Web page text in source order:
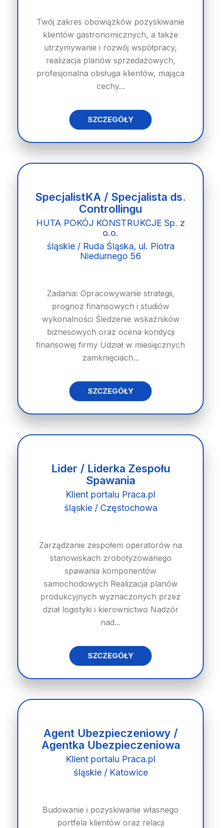
Twój zakres obowiązków pozyskiwanie
klientów gastronomicznych, a także
utrzymywanie i rozwój współpracy,
realizacja planów sprzedażowych,
profesjonalna obsługa klientów, mająca
cechy...
SZCZEGÓŁY
SpecjalistKA / Specjalista ds.
Controllingu
HUTA POKÓJ KONSTRUKCJE Sp. z
o.o.
śląskie / Ruda Śląska, ul. Piotra
Niedurnego 56
Zadania: Opracowywanie strategii,
prognoz finansowych i studiów
wykonalności Śledzenie wskaźników
biznesowych oraz ocena kondycji
finansowej firmy Udział w miesięcznych
zamknięciach...
SZCZEGÓŁY
Lider / Liderka Zespołu
Spawania
Klient portalu Praca.pl
śląskie / Częstochowa
Zarządzanie zespołem operatorów na
stanowiskach zrobotyzowanego
spawania komponentów
samochodowych Realizacja planów
produkcyjnych wyznaczonych przez
dział logistyki i kierownictwo Nadzór
nad...
SZCZEGÓŁY
Agent Ubezpieczeniowy /
Agentka Ubezpieczeniowa
Klient portalu Praca.pl
śląskie / Katowice
Budowanie i pozyskiwanie własnego
portfela klientów oraz relacji